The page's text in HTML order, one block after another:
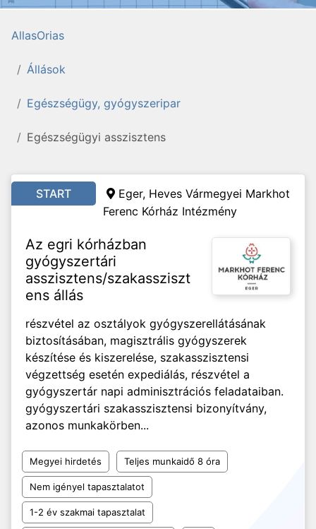
AllasOrias
Állások
Egészségügy, gyógyszeripar
Egészségügyi asszisztens
START
Eger, Heves Vármegyei Markhot
Ferenc Kórház Intézmény
Az egri kórházban
gyógyszertári
asszisztens/szakassziszt
ens állás
részvétel az osztályok gyógyszerellátásának
biztosításában, magisztrális gyógyszerek
készítése és kiszerelése, szakasszisztensi
végzettség esetén expediálás, részvétel a
gyógyszertár napi adminisztrációs feladataiban.
gyógyszertári szakasszisztensi bizonyítvány,
azonos munkakörben...
Megyei hirdetés Teljes munkaidő 8 óra
Nem igényel tapasztalatot
1-2 év szakmai tapasztalat